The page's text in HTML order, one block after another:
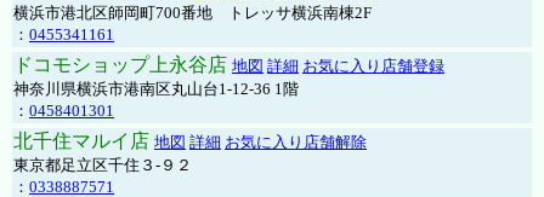
横浜市港北区師岡町700番地 トレッサ横浜南棟2F
： 0455341161
ドコモショップ上永谷店 地図 詳細 お気に入り店舗登録
神奈川県横浜市港南区丸山台1-12-36 1階
： 0458401301
北千住マルイ店 地図 詳細 お気に入り店舗解除
東京都足立区千住３-９２
： 0338887571